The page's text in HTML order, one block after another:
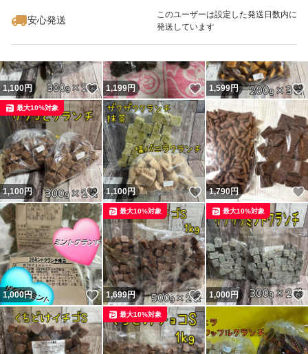
安心発送
このユーザーは設定した発送日数内に
発送しています
1,100円 いいね！
1,199円 いいね！
1,599円
1,100円 いいね！
最大10%対象
1,100円 いいね！
1,790円
1,000円 いいね！
1,699円 いいね！
最大10%対象
1,000円
最大10%対象
最大10%対象